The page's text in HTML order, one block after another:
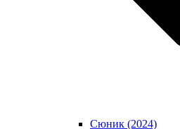
Сюник (2024)